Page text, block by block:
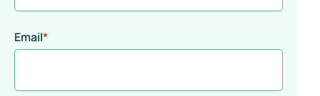
Email*